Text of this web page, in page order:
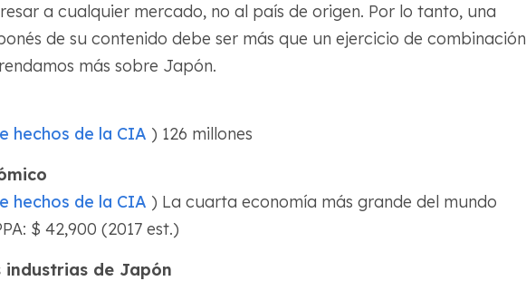
a cualquier mercado, no al país de origen. Por lo tanto, una
de su contenido debe ser más que un ejercicio de combinación
más sobre Japón.
hechos de la CIA ) 126 millones
hechos de la CIA ) La cuarta economía más grande del mundo
$ 42,900 (2017 est.)
industrias de Japón